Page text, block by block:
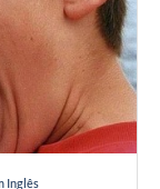
Inglês